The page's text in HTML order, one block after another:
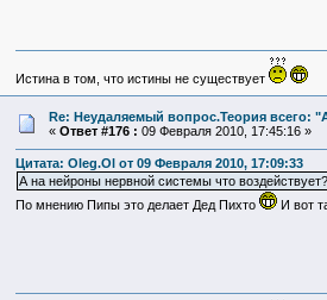
Истина в том, что истины не существует
Re: Неудаляемый вопрос.Теория всего:
« Ответ #176 : 09 Февраля 2010, 17:45:16 »
Цитата: Oleg.Ol от 09 Февраля 2010, 17:09:33
А на нейроны нервной системы что воздействует?
По мнению Пипы это делает Дед Пихто
И вот